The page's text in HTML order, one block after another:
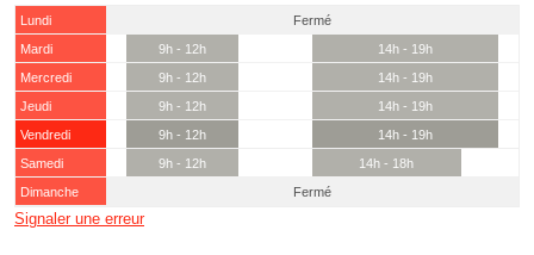
Lundi
Fermé
Mardi
9h - 12h
14h - 19h
Mercredi
9h - 12h
14h - 19h
Jeudi
9h - 12h
14h - 19h
Vendredi
9h - 12h
14h - 19h
Samedi
9h - 12h
14h - 18h
Dimanche
Fermé
Signaler une erreur